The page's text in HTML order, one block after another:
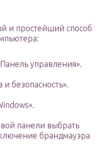
и простейший способ
управления».
безопасность».
панели выбрать
брандмауэра